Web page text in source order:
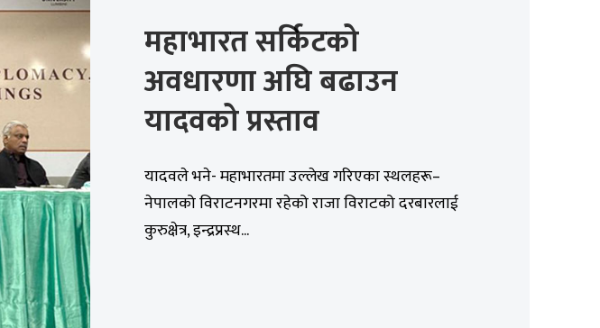
महाभारत सर्किटको
अवधारणा अघि बढाउन
यादवको प्रस्ताव
यादवले भने- महाभारतमा उल्लेख गरिएका स्थलहरू–
नेपालको विराटनगरमा रहेको राजा विराटको दरबारलाई
कुरुक्षेत्र, इन्द्रप्रस्थ...